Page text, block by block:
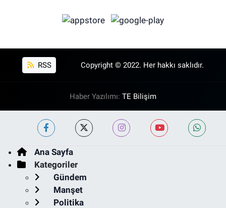
RSS Copyright © 2022. Her hakkı saklıdır.
Haber Yazılımı: TE Bilişim
Ana Sayfa
Kategoriler
Gündem
Manşet
Politika